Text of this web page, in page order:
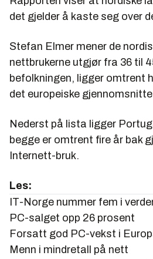
det gjelder å kaste seg over
Stefan Elmer mener de
nettbrukerne utgjør fra 36 til
befolkningen, ligger omtrent
det europeiske
Nederst på lista ligger
begge er omtrent fire år bak
Internett-bruk.
Les:
IT-Norge nummer fem i
PC-salget opp 26 prosent
Forsatt god PC-vekst i
Menn i mindretall på nett